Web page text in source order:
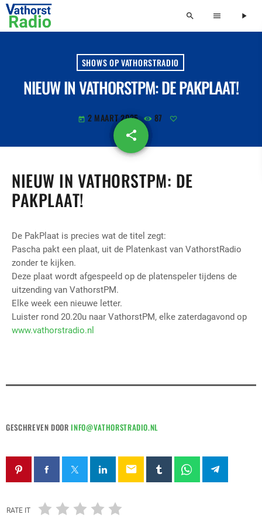
search menu play_arrow
SHOWS OP VATHORSTRADIO
NIEUW IN VATHORSTPM: DE PAKPLAAT!
today 2 MAART 2025 87
share
email
NIEUW IN VATHORSTPM: DE
PAKPLAAT!
De PakPlaat is precies wat de titel zegt:
Pascha pakt een plaat, uit de Platenkast van VathorstRadio
zonder te kijken.
Deze plaat wordt afgespeeld op de platenspeler tijdens de
uitzending van VathorstPM.
Elke week een nieuwe letter.
Luister rond 20.20u naar VathorstPM, elke zaterdagavond op
www.vathorstradio.nl
GESCHREVEN DOORINFO@VATHORSTRADIO.NL
email
RATE IT